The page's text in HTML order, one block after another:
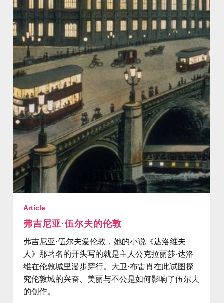
Article
弗吉尼亚·伍尔夫的伦敦
弗吉尼亚·伍尔夫爱伦敦，她的小说《达洛维夫
人》那著名的开头写的就是主人公克拉丽莎·达洛
维在伦敦城里漫步穿行。大卫·布雷肖在此试图探
究伦敦城的兴奋、美丽与不公是如何影响了伍尔夫
的创作。